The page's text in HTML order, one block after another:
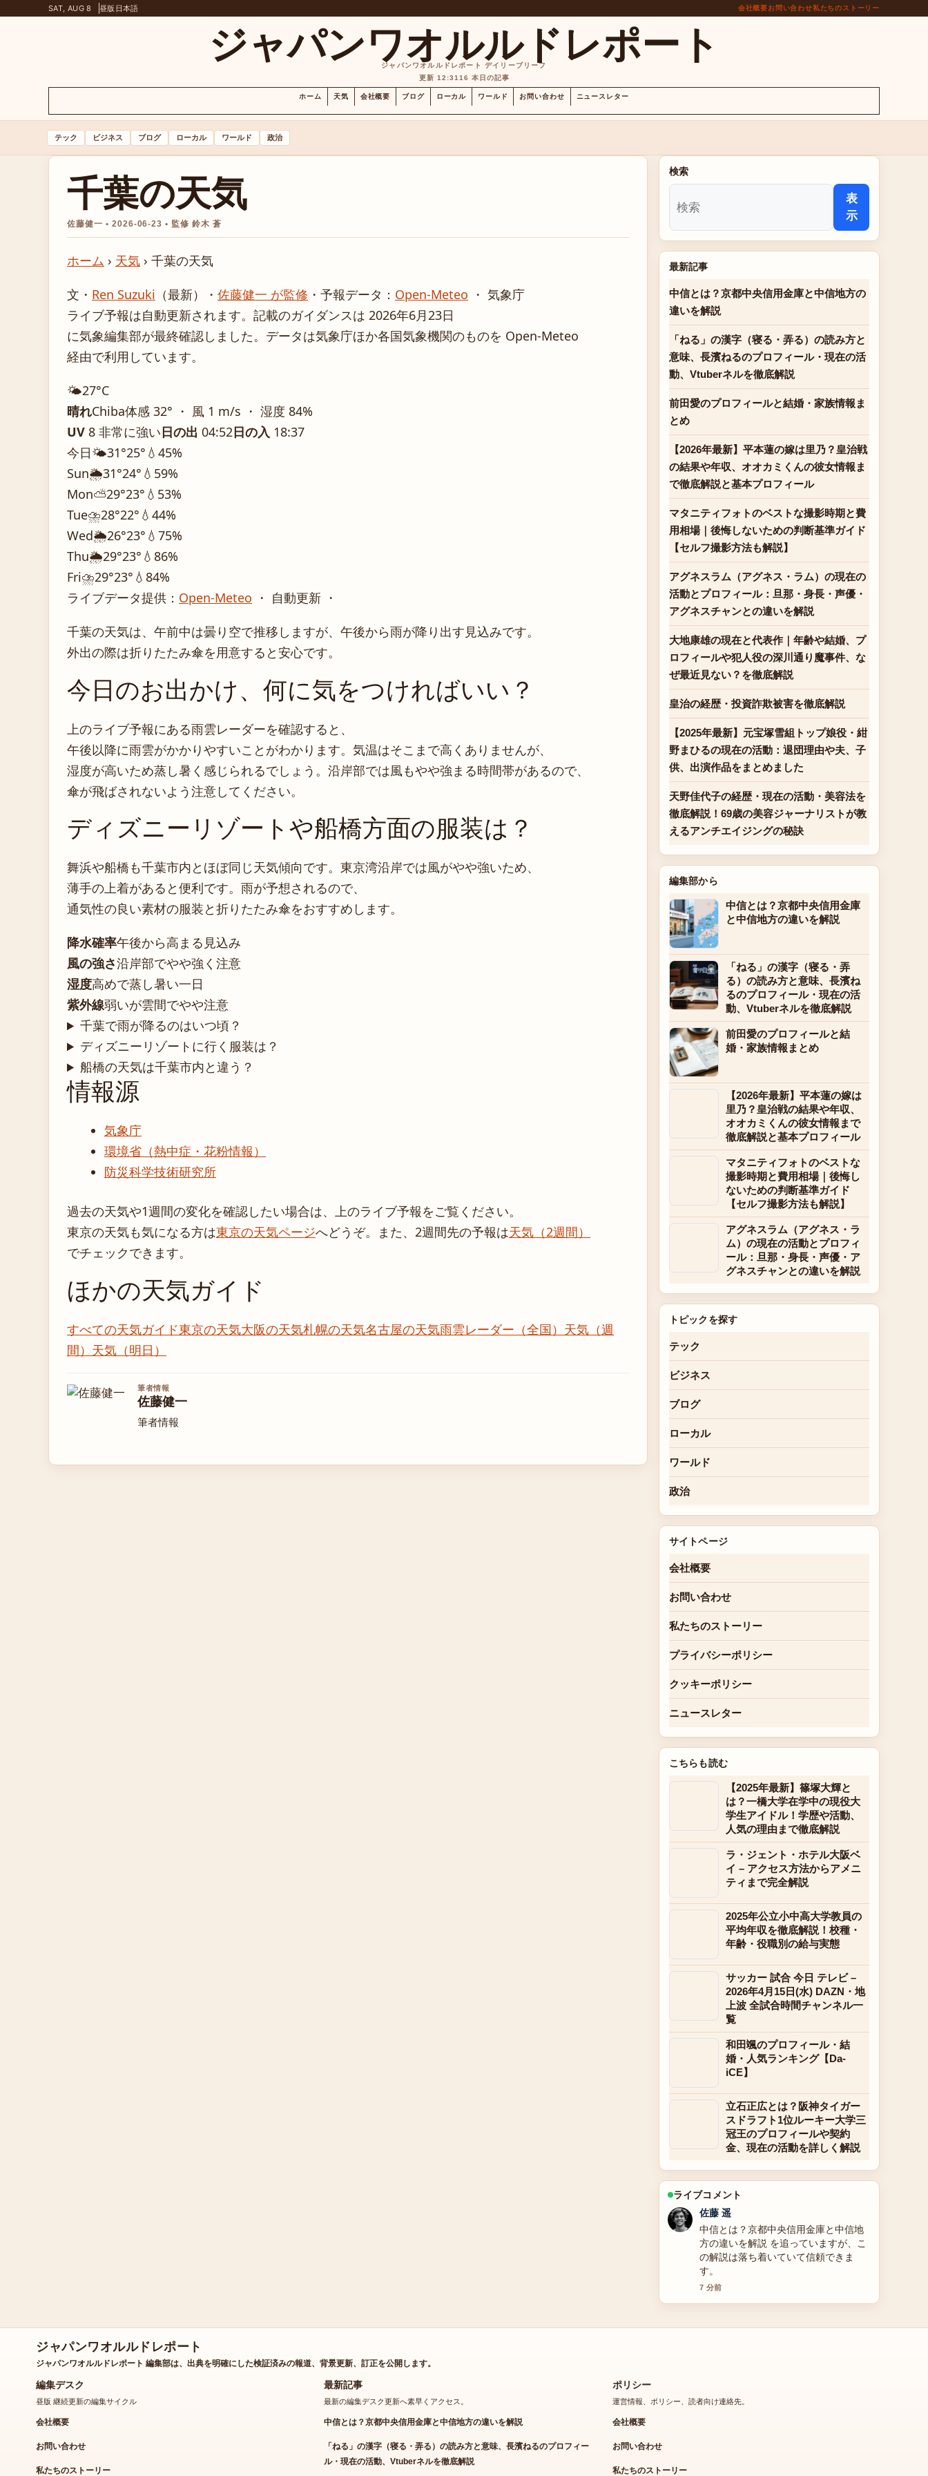
SAT, AUG 8 昼版 日本語 会社概要お問い合わせ私たちのストーリー
ジャパンワオルルドレポート
ジャパンワオルルドレポート デイリーブリーフ
更新 12:31 16 本日の記事
ホーム 天気 会社概要 ブログ ローカル ワールド お問い合わせ ニュースレター
テック ビジネス ブログ ローカル ワールド 政治
千葉の天気
佐藤健一 • 2026-06-23 • 監修 鈴木 蒼
ホーム › 天気 › 千葉の天気
文・ Ren Suzuki （最新） ・ 佐藤健一 が監修 ・ 予報データ： Open-Meteo ・ 気象庁
ライブ予報は自動更新されます。記載のガイダンスは 2026年6月23日
に気象編集部が最終確認しました。データは気象庁ほか各国気象機関のものを Open-Meteo
経由で利用しています。
🌤️27°C
晴れChiba体感 32° ・ 風 1 m/s ・ 湿度 84%
UV 8 非常に強い日の出 04:52日の入 18:37
今日🌤️31°25° 💧45%
Sun🌦️31°24° 💧59%
Mon⛅29°23° 💧53%
Tue⛈️28°22° 💧44%
Wed🌦️26°23° 💧75%
Thu🌦️29°23° 💧86%
Fri⛈️29°23° 💧84%
ライブデータ提供： Open-Meteo ・ 自動更新 ・
千葉の天気は、午前中は曇り空で推移しますが、午後から雨が降り出す見込みです。
外出の際は折りたたみ傘を用意すると安心です。
今日のお出かけ、何に気をつければいい？
上のライブ予報にある雨雲レーダーを確認すると、
午後以降に雨雲がかかりやすいことがわかります。気温はそこまで高くありませんが、
湿度が高いため蒸し暑く感じられるでしょう。沿岸部では風もやや強まる時間帯があるので、
傘が飛ばされないよう注意してください。
ディズニーリゾートや船橋方面の服装は？
舞浜や船橋も千葉市内とほぼ同じ天気傾向です。東京湾沿岸では風がやや強いため、
薄手の上着があると便利です。雨が予想されるので、
通気性の良い素材の服装と折りたたみ傘をおすすめします。
降水確率午後から高まる見込み
風の強さ沿岸部でやや強く注意
湿度高めで蒸し暑い一日
紫外線弱いが雲間でやや注意
千葉で雨が降るのはいつ頃？
ディズニーリゾートに行く服装は？
船橋の天気は千葉市内と違う？
情報源
気象庁
環境省（熱中症・花粉情報）
防災科学技術研究所
過去の天気や1週間の変化を確認したい場合は、上のライブ予報をご覧ください。
東京の天気も気になる方は東京の天気ページへどうぞ。また、2週間先の予報は天気（2週間）
でチェックできます。
ほかの天気ガイド
すべての天気ガイド東京の天気大阪の天気札幌の天気名古屋の天気雨雲レーダー（全国） 天気（週
間） 天気（明日）
筆者情報
佐藤健一
筆者情報
検索
表
示
最新記事
中信とは？京都中央信用金庫と中信地方の
違いを解説
「ねる」の漢字（寝る・弄る）の読み方と
意味、長濱ねるのプロフィール・現在の活
動、Vtuberネルを徹底解説
前田愛のプロフィールと結婚・家族情報ま
とめ
【2026年最新】平本蓮の嫁は里乃？皇治戦
の結果や年収、オオカミくんの彼女情報ま
で徹底解説と基本プロフィール
マタニティフォトのベストな撮影時期と費
用相場｜後悔しないための判断基準ガイド
【セルフ撮影方法も解説】
アグネスラム（アグネス・ラム）の現在の
活動とプロフィール：旦那・身長・声優・
アグネスチャンとの違いを解説
大地康雄の現在と代表作｜年齢や結婚、プ
ロフィールや犯人役の深川通り魔事件、な
ぜ最近見ない？を徹底解説
皇治の経歴・投資詐欺被害を徹底解説
【2025年最新】元宝塚雪組トップ娘役・紺
野まひるの現在の活動：退団理由や夫、子
供、出演作品をまとめました
天野佳代子の経歴・現在の活動・美容法を
徹底解説！69歳の美容ジャーナリストが教
えるアンチエイジングの秘訣
編集部から
中信とは？京都中央信用金庫
と中信地方の違いを解説
「ねる」の漢字（寝る・弄
る）の読み方と意味、長濱ね
るのプロフィール・現在の活
動、Vtuberネルを徹底解説
前田愛のプロフィールと結
婚・家族情報まとめ
【2026年最新】平本蓮の嫁は
里乃？皇治戦の結果や年収、
オオカミくんの彼女情報まで
徹底解説と基本プロフィール
マタニティフォトのベストな
撮影時期と費用相場｜後悔し
ないための判断基準ガイド
【セルフ撮影方法も解説】
アグネスラム（アグネス・ラ
ム）の現在の活動とプロフィ
ール：旦那・身長・声優・ア
グネスチャンとの違いを解説
トピックを探す
テック
ビジネス
ブログ
ローカル
ワールド
政治
サイトページ
会社概要
お問い合わせ
私たちのストーリー
プライバシーポリシー
クッキーポリシー
ニュースレター
こちらも読む
【2025年最新】篠塚大輝と
は？一橋大学在学中の現役大
学生アイドル！学歴や活動、
人気の理由まで徹底解説
ラ・ジェント・ホテル大阪ベ
イ – アクセス方法からアメニ
ティまで完全解説
2025年公立小中高大学教員の
平均年収を徹底解説！校種・
年齢・役職別の給与実態
サッカー 試合 今日 テレビ –
2026年4月15日(水) DAZN・地
上波 全試合時間チャンネル一
覧
和田颯のプロフィール・結
婚・人気ランキング【Da-
iCE】
立石正広とは？阪神タイガー
スドラフト1位ルーキー大学三
冠王のプロフィールや契約
金、現在の活動を詳しく解説
ライブコメント
伊藤 芽衣
「ねる」の漢字（寝る・弄る）の読み
方と意味、長濱ねるのプロフィール・
現在の活動、Vtuberネルを徹底解説 の
背景説明が助かります。ライブ更新を
続けてください。
ジャパンワオルルドレポート
ジャパンワオルルドレポート 編集部は、出典を明確にした検証済みの報道、背景更新、訂正を公開します。
編集デスク 最新記事
「ねる」の漢字（寝る・弄る）の読み方と意味、長濱ねるのプロフィー
ポリシー